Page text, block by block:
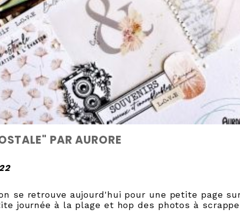
PAR AURORE
se retrouve aujourd'hui pour une petite page
journée à la plage et hop des photos à